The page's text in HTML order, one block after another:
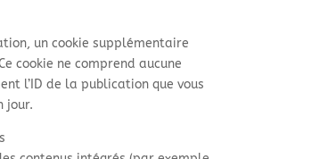
un cookie supplémentaire
cookie ne comprend aucune
l’ID de la publication que vous
jour.